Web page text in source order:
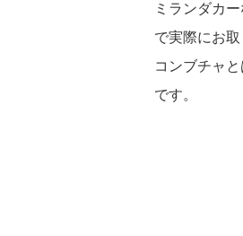
ミランダカ
で実際にお
コンブチャ
です。